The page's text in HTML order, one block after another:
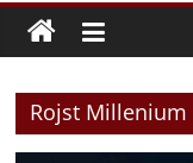
Rojst Millenium